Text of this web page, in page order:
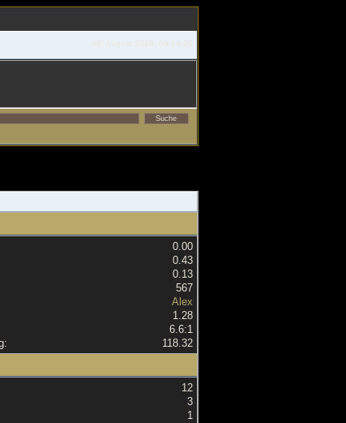
08. August 2026, 09:14:20
0.00
0.43
0.13
567
Alex
1.28
6.6:1
118.32
12
3
1